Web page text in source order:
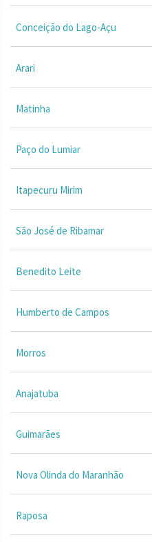
Conceição do Lago-Açu
Arari
Matinha
Paço do Lumiar
Itapecuru Mirim
São José de Ribamar
Benedito Leite
Humberto de Campos
Morros
Anajatuba
Guimarães
Nova Olinda do Maranhão
Raposa